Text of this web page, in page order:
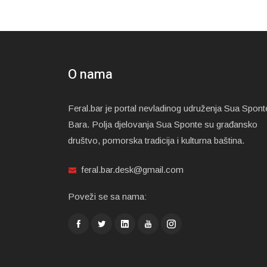
O nama
Feral.bar je portal nevladinog udruženja Sua
Bara. Polja djelovanja Sua Sponte su građansko
društvo, pomorska tradicija i kulturna baština.
feral.bar.desk@gmail.com
Poveži se sa nama: